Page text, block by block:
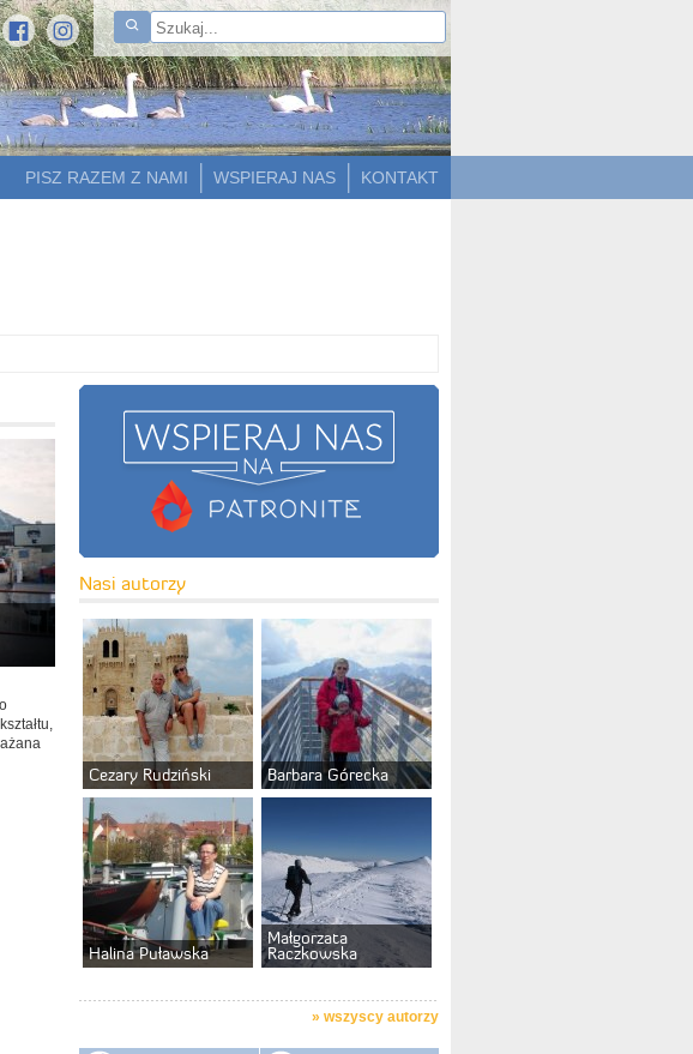
KONTAKT
WSPIERAJ NAS
PISZ RAZEM Z NAMI
Nasi autorzy
Cezary Rudziński Barbara Górecka
Halina Puławska
Małgorzata
Raczkowska
» wszyscy autorzy